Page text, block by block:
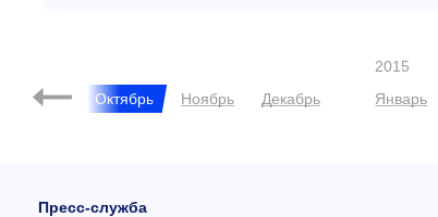
Октябрь Ноябрь Декабрь
2015
Январь
Пресс-служба